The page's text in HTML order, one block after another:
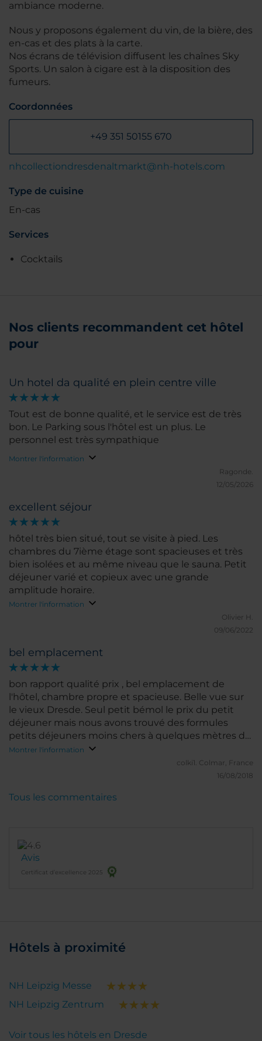
ambiance moderne.
Nous y proposons également du vin, de la bière, des
en-cas et des plats à la carte.
Nos écrans de télévision diffusent les chaînes Sky
Sports. Un salon à cigare est à la disposition des
fumeurs.
Coordonnées
+49 351 50155 670
nhcollectiondresdenaltmarkt@nh-hotels.com
Type de cuisine
En-cas
Services
Cocktails
Nos clients recommandent cet hôtel
pour
Un hotel da qualité en plein centre ville
Tout est de bonne qualité, et le service est de très
bon. Le Parking sous l'hôtel est un plus. Le
personnel est très sympathique
Montrer l'information
Ragonde.
12/05/2026
excellent séjour
hôtel très bien situé, tout se visite à pied. Les
chambres du 7ième étage sont spacieuses et très
bien isolées et au même niveau que le sauna. Petit
déjeuner varié et copieux avec une grande
amplitude horaire.
Montrer l'information
Olivier H.
09/06/2022
bel emplacement
bon rapport qualité prix , bel emplacement de
l'hôtel, chambre propre et spacieuse. Belle vue sur
le vieux Dresde. Seul petit bémol le prix du petit
déjeuner mais nous avons trouvé des formules
petits déjeuners moins chers à quelques mètres de
là. Parking proche de l'hôtel et directement
accessible par la réception. Bref je recommande.
Montrer l'information
colki1. Colmar, France
16/08/2018
Avis
Certificat d’excellence 2025
Tous les commentaires
Hôtels à proximité
NH Leipzig Messe
NH Leipzig Zentrum
Voir tous les hôtels en Dresde